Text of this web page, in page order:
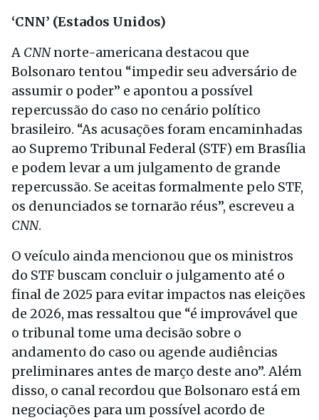
‘CNN’ (Estados Unidos)
A CNNnorte-americana destacou que
Bolsonaro tentou “impedir seu adversário de
assumir o poder” e apontou a possível
repercussão do caso no cenário político
brasileiro. “As acusações foram encaminhadas
ao Supremo Tribunal Federal (STF) em Brasília
e podem levar a um julgamento de grande
repercussão. Se aceitas formalmente pelo STF,
os denunciados se tornarão réus”, escreveu a
CNN.
O veículo ainda mencionou que os ministros
do STF buscam concluir o julgamento até o
final de 2025 para evitar impactos nas eleições
de 2026, mas ressaltou que “é improvável que
o tribunal tome uma decisão sobre o
andamento do caso ou agende audiências
preliminares antes de março deste ano”. Além
disso, o canal recordou que Bolsonaro está em
negociações para um possível acordo de